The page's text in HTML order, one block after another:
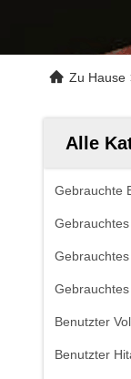
Zu Hause
Alle
Gebrauchte
Benutzter
Benutzter